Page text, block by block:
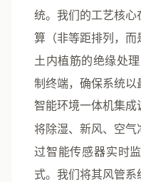
统。我们的工艺核心
算 （非等距排列，
土内植筋的绝缘处理
制终端，确保系统以
智能环境一体机集成
将除湿、新风、空
过智能传感器实时
式。我们将其风管